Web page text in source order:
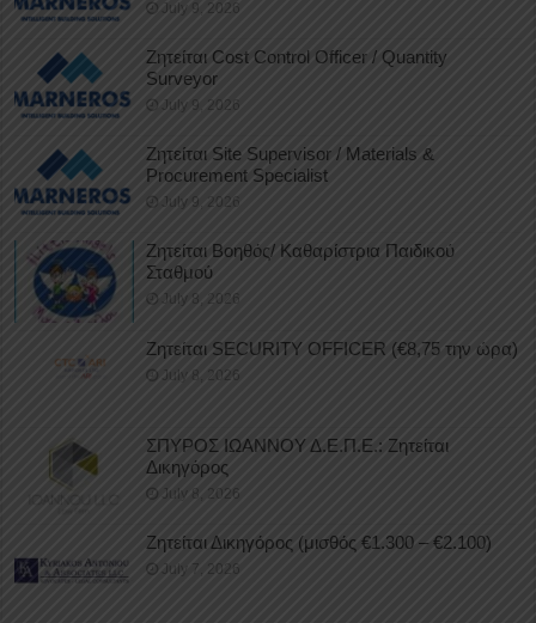
July 9, 2026
Ζητείται Cost Control Officer / Quantity
Surveyor
July 9, 2026
Ζητείται Site Supervisor / Materials &
Procurement Specialist
July 9, 2026
Ζητείται Βοηθός/ Καθαρίστρια Παιδικού
Σταθμού
July 8, 2026
Ζητείται SECURITY OFFICER (€8,75 την ώρα)
July 8, 2026
ΣΠΥΡΟΣ ΙΩΑΝΝΟΥ Δ.Ε.Π.Ε.: Ζητείται
Δικηγόρος
July 8, 2026
Ζητείται Δικηγόρος (μισθός €1.300 – €2.100)
July 7, 2026